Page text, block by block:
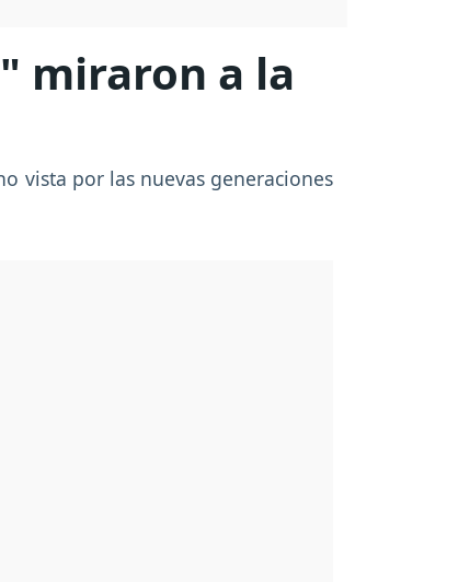
miraron a la
vista por las nuevas generaciones